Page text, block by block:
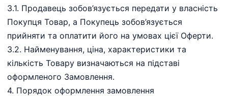
3.1. Продавець зобов’язується передати у власність
Покупця Товар, а Покупець зобов’язується
прийняти та оплатити його на умовах цієї Оферти.
3.2. Найменування, ціна, характеристики та
кількість Товару визначаються на підставі
оформленого Замовлення.
4.⁠ ⁠Порядок оформлення замовлення